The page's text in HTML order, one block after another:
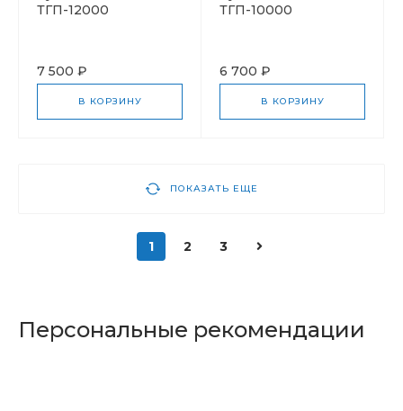
ТГП-12000
7 500 ₽
В КОРЗИНУ
ТГП-10000
6 700 ₽
В КОРЗИНУ
ПОКАЗАТЬ ЕЩЕ
1 2 3
Персональные рекомендации